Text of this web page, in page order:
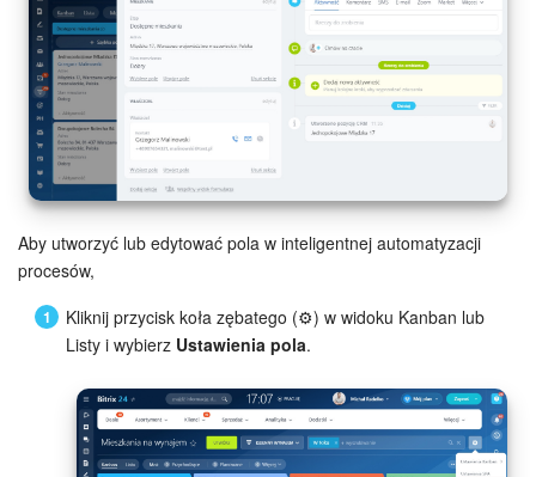
Ustawienia
Subskrypcja
Aplikacja desktopowa
Widżet pracownika
Centrum Kontaktowe
Analityka CRM
CRM + Sklep internetowy
Aby utworzyć lub edytować pola w inteligentnej automatyzacji
procesów,
Kliknij przycisk koła zębatego (⚙️) w widoku Kanban lub
Listy i wybierz Ustawienia pola.